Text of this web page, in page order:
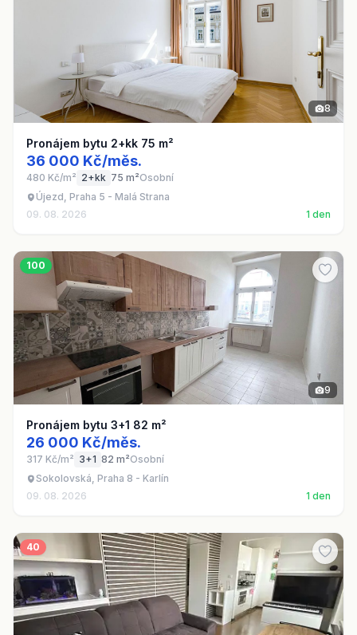
8
Pronájem bytu 2+kk 75 m²
36 000 Kč/měs.
480 Kč/m² 2+kk 75 m²Osobní
Újezd, Praha 5 - Malá Strana
09. 08. 2026
1 den
100
9
Pronájem bytu 3+1 82 m²
26 000 Kč/měs.
317 Kč/m² 3+1 82 m²Osobní
Sokolovská, Praha 8 - Karlín
09. 08. 2026
1 den
40